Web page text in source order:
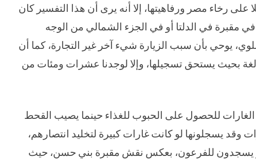
رخاء مصر ورفاهيتها، إلا أنه يرى أن هذا التفسير كان
مقبرة في الدلتا أو في الجزء الشمالي من الوجه
يوحي بأن سبب الزيارة شيء آخر غير التجارة، كما أن
بحيث يستحق تسجيلها، وإلا لوجدنا عشرات ومئات من
للحصول على الحبوب للغذاء حينما يصيب القحط
وقد يسجلونها لو كانت غارات كبيرة لتخليد انتصارهم،
أو يسجدون للفرعون، بعكس نقش مقبرة بني حسن، حيث